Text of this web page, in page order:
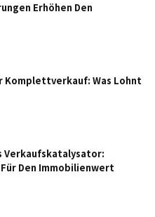
Erhöhen Den
Komplettverkauf: Was Lohnt
Verkaufskatalysator:
Den Immobilienwert